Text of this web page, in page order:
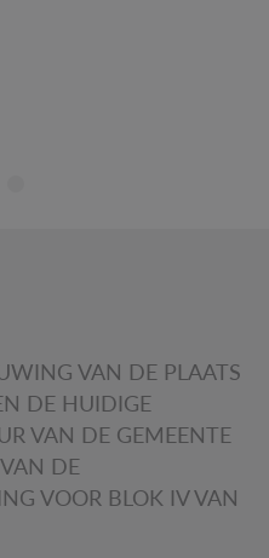
VAN DE PLAATS
DE HUIDIGE
VAN DE GEMEENTE
DE
VOOR BLOK IV VAN